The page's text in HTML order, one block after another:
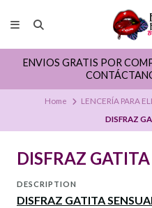
ENVIOS GRATIS POR
Home LENCERÍA PARA
DISFRAZ
DISFRAZ
DESCRIPTION
DISFRAZ GATITA